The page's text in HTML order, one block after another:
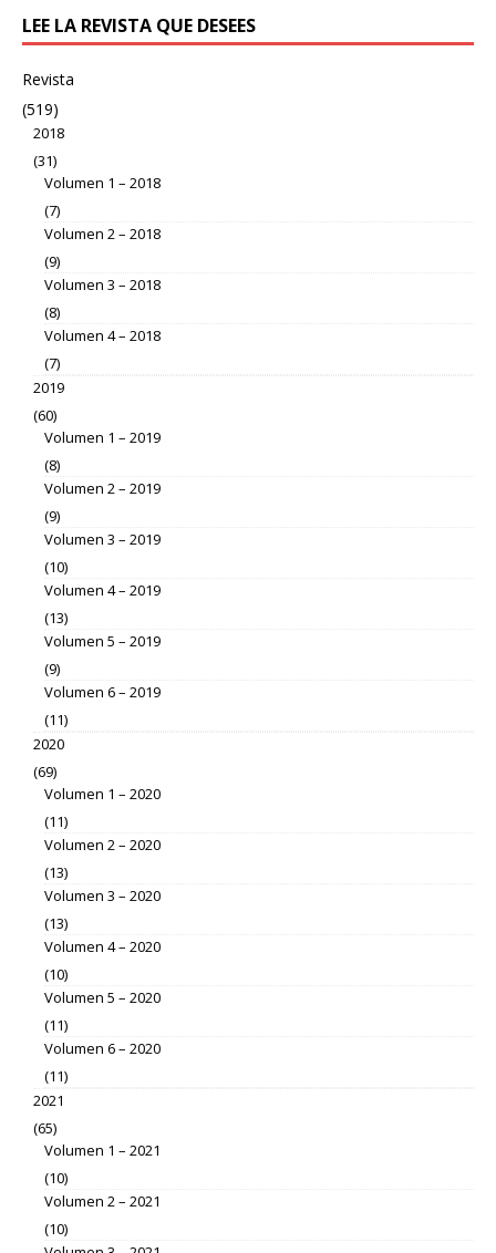
LEE LA REVISTA QUE DESEES
Revista
(519)
2018
(31)
Volumen 1 – 2018
(7)
Volumen 2 – 2018
(9)
Volumen 3 – 2018
(8)
Volumen 4 – 2018
(7)
2019
(60)
Volumen 1 – 2019
(8)
Volumen 2 – 2019
(9)
Volumen 3 – 2019
(10)
Volumen 4 – 2019
(13)
Volumen 5 – 2019
(9)
Volumen 6 – 2019
(11)
2020
(69)
Volumen 1 – 2020
(11)
Volumen 2 – 2020
(13)
Volumen 3 – 2020
(13)
Volumen 4 – 2020
(10)
Volumen 5 – 2020
(11)
Volumen 6 – 2020
(11)
2021
(65)
Volumen 1 – 2021
(10)
Volumen 2 – 2021
(10)